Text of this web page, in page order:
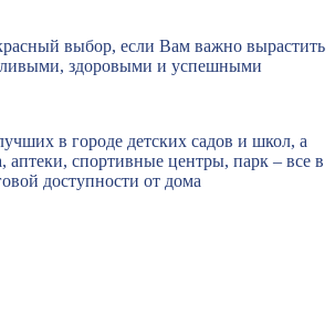
выбор, если Вам важно вырастить
здоровыми и успешными
в городе детских садов и школ, а
аптеки, спортивные центры, парк – все в
доступности от дома